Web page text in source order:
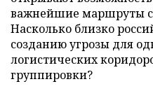
важнейшие маршруты
Насколько близко
созданию угрозы для
логистических
группировки?